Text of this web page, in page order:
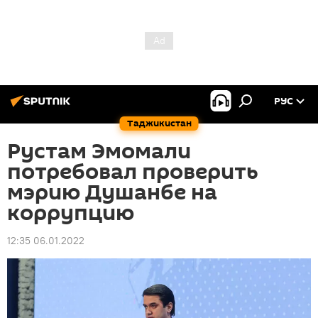
Таджикистан
РУС
Рустам Эмомали
потребовал проверить
мэрию Душанбе на
коррупцию
12:35 06.01.2022